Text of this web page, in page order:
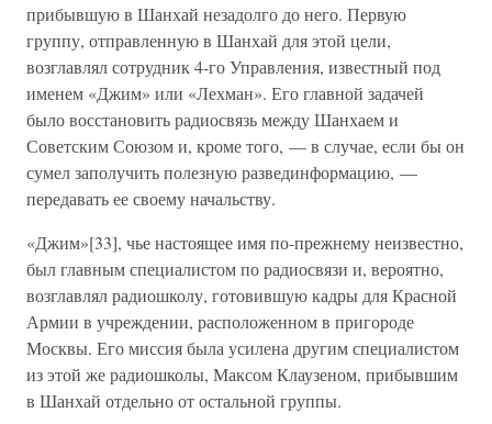
прибывшую в Шанхай незадолго до него. Первую
группу, отправленную в Шанхай для этой цели,
возглавлял сотрудник 4-го Управления, известный под
именем «Джим» или «Лехман». Его главной задачей
было восстановить радиосвязь между Шанхаем и
Советским Союзом и, кроме того, — в случае, если бы он
сумел заполучить полезную развединформацию, —
передавать ее своему начальству.
«Джим»[33], чье настоящее имя по-прежнему неизвестно,
был главным специалистом по радиосвязи и, вероятно,
возглавлял радиошколу, готовившую кадры для Красной
Армии в учреждении, расположенном в пригороде
Москвы. Его миссия была усилена другим специалистом
из этой же радиошколы, Максом Клаузеном, прибывшим
в Шанхай отдельно от остальной группы.